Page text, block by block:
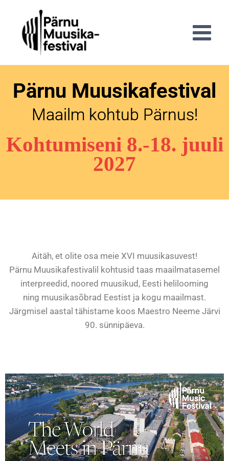
Pärnu Muusikafestival
Maailm kohtub Pärnus!
Kohtumiseni 8.-18. juuli
2027
Aitäh, et olite osa meie XVI muusikasuvest!
Pärnu Muusikafestivalil kohtusid taas maailmatasemel
interpreedid, noored muusikud, Eesti helilooming
ning muusikasõbrad Eestist ja kogu maailmast.
Järgmisel aastal tähistame koos Maestro Neeme Järvi
90. sünnipäeva.